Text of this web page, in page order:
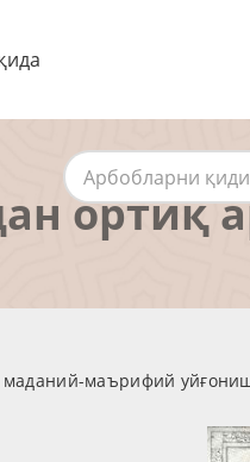
ортиқ
маърифий уйғониш